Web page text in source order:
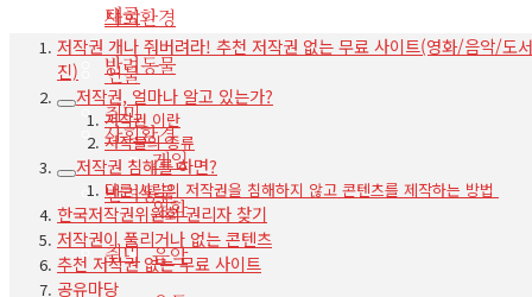
태국
인물
사회환경
반려동물
취미
사회환경
반려동물
취미
게임
영화
음악
저작권 개나 줘버려라! 추천 저작권 없는 무료 사이트(영화/음악/도
진)
저작권, 얼마나 알고 있는가?
저작권 이란
저작물의 종류
저작권 침해를 하면?
다른 사람의 저작권을 침해하지 않고 콘텐츠를 제작하는 방법
한국저작권위원회 권리자 찾기
저작권이 풀리거나 없는 콘텐츠
추천 저작권 없는 무료 사이트
공유마당